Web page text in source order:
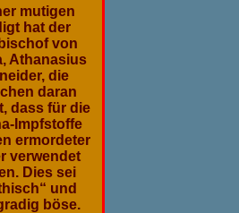
mutigen
hat der
von
Athanasius
die
daran
dass für die
Impfstoffe
ermordeter
verwendet
Dies sei
und
böse.